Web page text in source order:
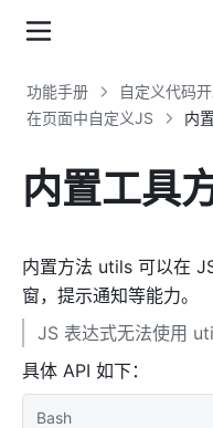
功能手册 自定义代码
在页面中自定义JS
内
内置工具
内置方法 utils 可以在
窗，提示通知等能力。
JS 表达式无法使用
具体 API 如下：
Bash